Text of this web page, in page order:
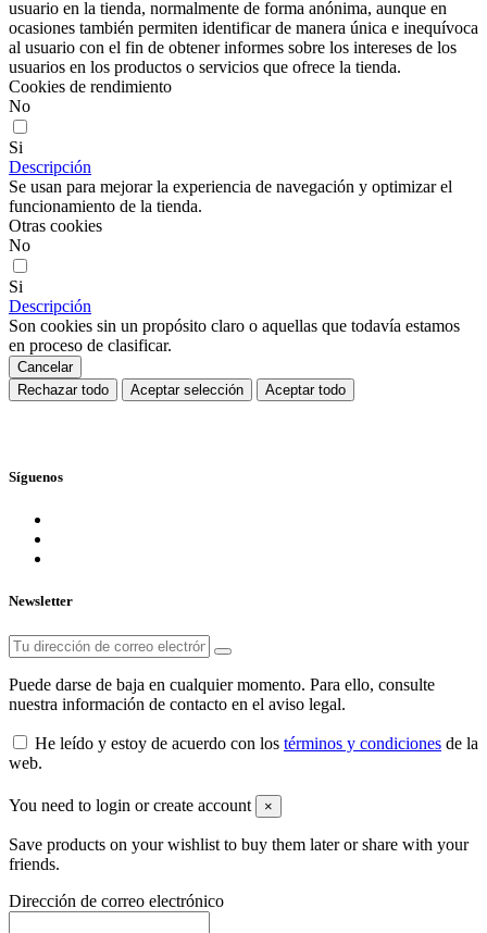
usuario en la tienda, normalmente de forma anónima, aunque en
ocasiones también permiten identificar de manera única e inequívoca
al usuario con el fin de obtener informes sobre los intereses de los
usuarios en los productos o servicios que ofrece la tienda.
Cookies de rendimiento
No
Si
Descripción
Se usan para mejorar la experiencia de navegación y optimizar el
funcionamiento de la tienda.
Otras cookies
No
Si
Descripción
Son cookies sin un propósito claro o aquellas que todavía estamos
en proceso de clasificar.
Cancelar
Rechazar todo
Aceptar selección Aceptar todo
Síguenos
Newsletter
Puede darse de baja en cualquier momento. Para ello, consulte
nuestra información de contacto en el aviso legal.
He leído y estoy de acuerdo con los términos y condiciones de la
web.
You need to login or create account ×
Save products on your wishlist to buy them later or share with your
friends.
Dirección de correo electrónico